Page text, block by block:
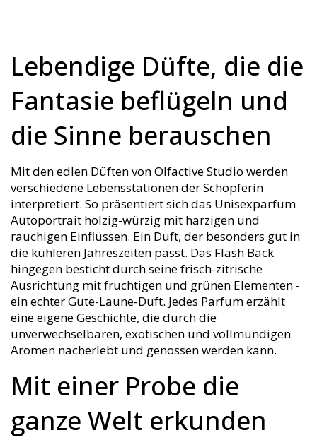
Lebendige Düfte, die die
Fantasie beflügeln und
die Sinne berauschen
Mit den edlen Düften von Olfactive Studio werden
verschiedene Lebensstationen der Schöpferin
interpretiert. So präsentiert sich das Unisexparfum
Autoportrait holzig-würzig mit harzigen und
rauchigen Einflüssen. Ein Duft, der besonders gut in
die kühleren Jahreszeiten passt. Das Flash Back
hingegen besticht durch seine frisch-zitrische
Ausrichtung mit fruchtigen und grünen Elementen -
ein echter Gute-Laune-Duft. Jedes Parfum erzählt
eine eigene Geschichte, die durch die
unverwechselbaren, exotischen und vollmundigen
Aromen nacherlebt und genossen werden kann.
Mit einer Probe die
ganze Welt erkunden